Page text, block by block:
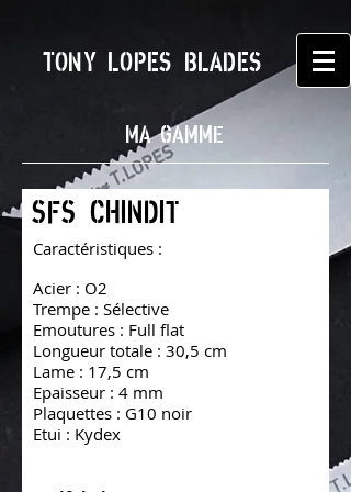
TONY LOPES BLADES
MA GAMME
SFS CHINDIT
Caractéristiques :
Acier : O2
Trempe : Sélective
Emoutures : Full flat
Longueur totale : 30,5 cm
Lame : 17,5 cm
Epaisseur : 4 mm
Plaquettes : G10 noir
Etui : Kydex